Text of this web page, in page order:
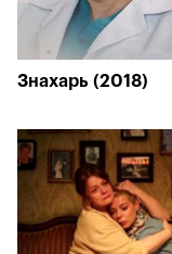
Знахарь (2018)